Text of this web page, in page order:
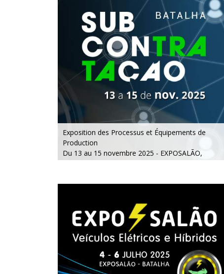
Exposition des Processus et Équipements de
Production
Du 13 au 15 novembre 2025 - EXPOSALÃO,